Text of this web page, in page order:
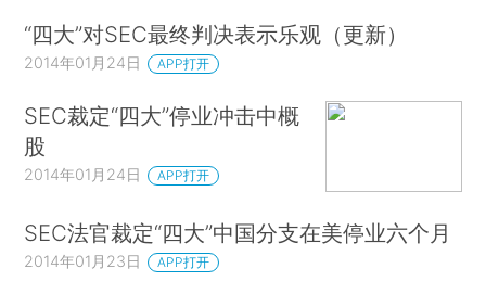
“四大”对SEC最终判决表示乐观（更新）
2014年01月24日 APP打开
SEC裁定“四大”停业冲击中概
股
2014年01月24日 APP打开
SEC法官裁定“四大”中国分支在美停业六个月
2014年01月23日 APP打开